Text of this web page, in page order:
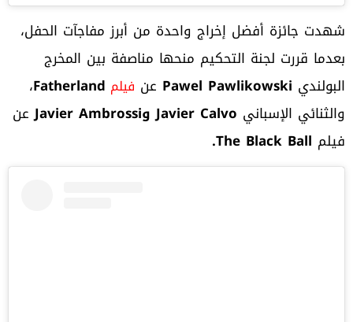
شهدت جائزة أفضل إخراج واحدة من أبرز مفاجآت الحفل،
بعدما قررت لجنة التحكيم منحها مناصفة بين المخرج
البولندي Pawel Pawlikowski عن فيلم Fatherland،
والثنائي الإسباني Javier Calvo وJavier Ambrossiعن
فيلم The Black Ball.